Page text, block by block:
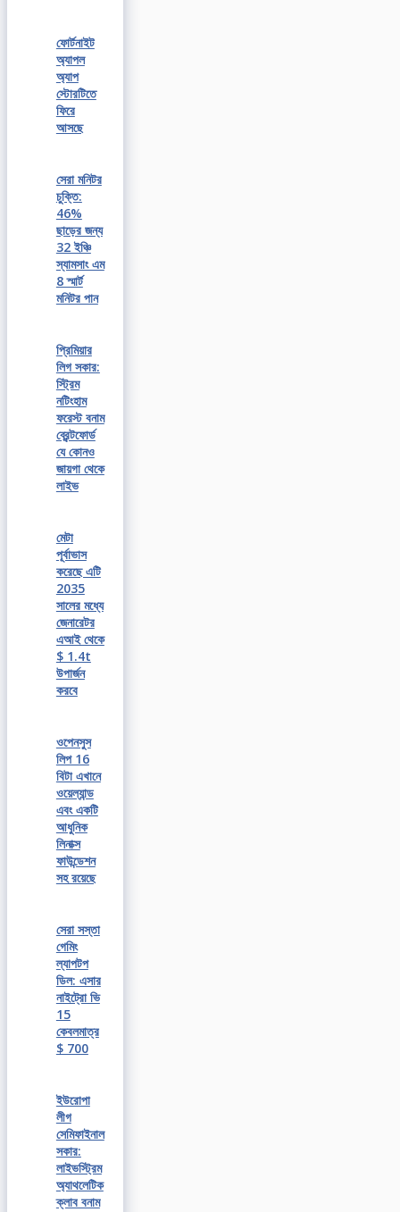
ফোর্টনাইট
অ্যাপল
অ্যাপ
স্টোরটিতে
ফিরে
আসছে
সেরা মনিটর
চুক্তি:
46%
ছাড়ের জন্য
32 ইঞ্চি
স্যামসাং এম
8 স্মার্ট
মনিটর পান
প্রিমিয়ার
লিগ সকার:
স্ট্রিম
নটিংহাম
ফরেস্ট বনাম
ব্রেন্টফোর্ড
যে কোনও
জায়গা থেকে
লাইভ
মেটা
পূর্বাভাস
করেছে এটি
2035
সালের মধ্যে
জেনারেটর
এআই থেকে
$ 1.4t
উপার্জন
করবে
ওপেনসুস
লিপ 16
বিটা এখানে
ওয়েল্যান্ড
এবং একটি
আধুনিক
লিনাক্স
ফাউন্ডেশন
সহ রয়েছে
সেরা সস্তা
গেমিং
ল্যাপটপ
ডিল: এসার
নাইট্রো ভি
15
কেবলমাত্র
$ 700
ইউরোপা
লীগ
সেমিফাইনাল
সকার:
লাইভস্ট্রিম
অ্যাথলেটিক
ক্লাব বনাম